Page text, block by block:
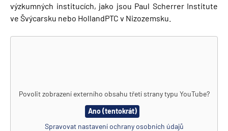
výzkumných institucích, jako jsou Paul Scherrer Institute
ve Švýcarsku nebo HollandPTC v Nizozemsku.
Povolit zobrazení externího obsahu třetí strany typu YouTube?
Ano (tentokrát)
Spravovat nastavení ochrany osobních údajů